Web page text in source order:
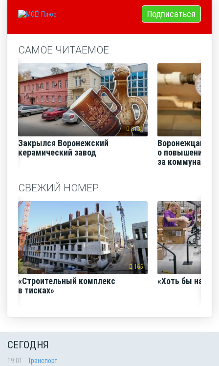
Подписаться
САМОЕ ЧИТАЕМОЕ
3139
Закрылся Воронежский
керамический завод
Воронежцам
о повышении
за
СВЕЖИЙ НОМЕР
165
«Строительный комплекс
в тисках»
«Хоть бы наш
СЕГОДНЯ
19:01 Транспорт